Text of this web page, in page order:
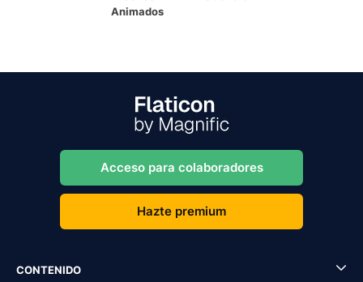
Animados
Acceso para colaboradores
Hazte premium
CONTENIDO